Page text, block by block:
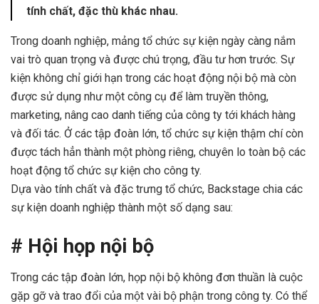
tính chất, đặc thù khác nhau.
Trong doanh nghiệp, mảng tổ chức sự kiện ngày càng nắm
vai trò quan trọng và được chú trọng, đầu tư hơn trước. Sự
kiện không chỉ giới hạn trong các hoạt động nội bộ mà còn
được sử dụng như một công cụ để làm truyền thông,
marketing, nâng cao danh tiếng của công ty tới khách hàng
và đối tác. Ở các tập đoàn lớn, tổ chức sự kiện thậm chí còn
được tách hẳn thành một phòng riêng, chuyên lo toàn bộ các
hoạt động tổ chức sự kiện cho công ty.
Dựa vào tính chất và đặc trưng tổ chức, Backstage chia các
sự kiện doanh nghiệp thành một số dạng sau:
# Hội họp nội bộ
Trong các tập đoàn lớn, họp nội bộ không đơn thuần là cuộc
gặp gỡ và trao đổi của một vài bộ phận trong công ty. Có thể